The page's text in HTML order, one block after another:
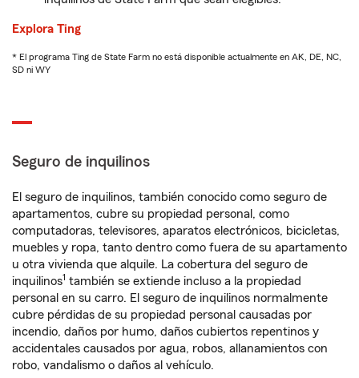
Explora Ting
* El programa Ting de State Farm no está disponible actualmente en AK, DE, NC,
SD ni WY
Seguro de inquilinos
El seguro de inquilinos, también conocido como seguro de
apartamentos, cubre su propiedad personal, como
computadoras, televisores, aparatos electrónicos, bicicletas,
muebles y ropa, tanto dentro como fuera de su apartamento
u otra vivienda que alquile. La cobertura del seguro de
inquilinos1 también se extiende incluso a la propiedad
personal en su carro. El seguro de inquilinos normalmente
cubre pérdidas de su propiedad personal causadas por
incendio, daños por humo, daños cubiertos repentinos y
accidentales causados por agua, robos, allanamientos con
robo, vandalismo o daños al vehículo.